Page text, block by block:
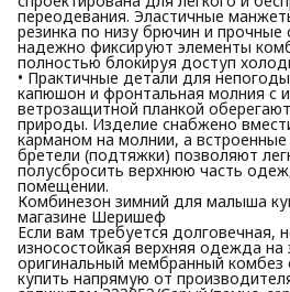
переодевания. Эластичные
резинка по низу брючин и прочные
надежно фиксируют элементы
полностью блокируя доступ
• Практичные детали для
капюшон и фронтальная молния с
ветрозащитной планкой
природы. Изделие снабжено
карманом на молнии, а
бретели (подтяжки) позволяют
полусбросить верхнюю часть
помещении.
Комбинезон зимний для малыша
магазине Шеришеф
Если вам требуется долговечная,
износостойкая верхняя одежда
оригинальный мембранный комбез
купить напрямую от